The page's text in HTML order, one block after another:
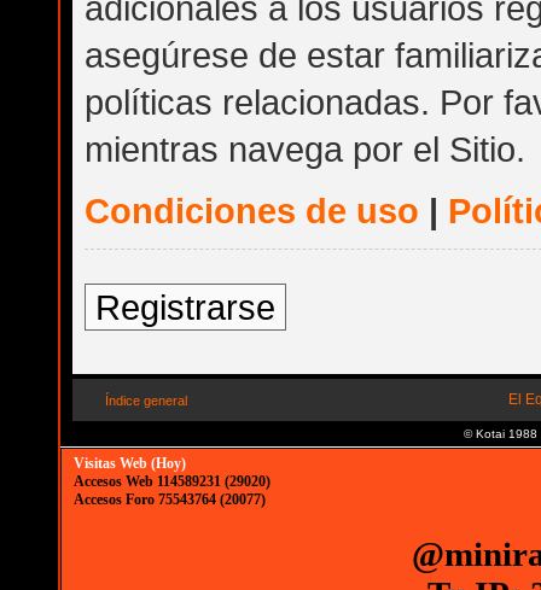
asegúrese de estar
políticas relacionadas. Por
mientras navega por el Sitio.
Condiciones de uso |
Registrarse
Índice general El
© Kotai 1988
Visitas Web (Hoy)
Accesos Web 114589231 (29020)
Accesos Foro 75543764 (20077)